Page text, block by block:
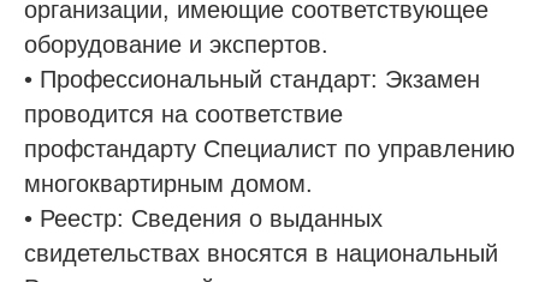
организации, имеющие соответствующее
оборудование и экспертов.
• Профессиональный стандарт: Экзамен
проводится на соответствие
профстандарту Специалист по управлению
многоквартирным домом.
• Реестр: Сведения о выданных
свидетельствах вносятся в национальный